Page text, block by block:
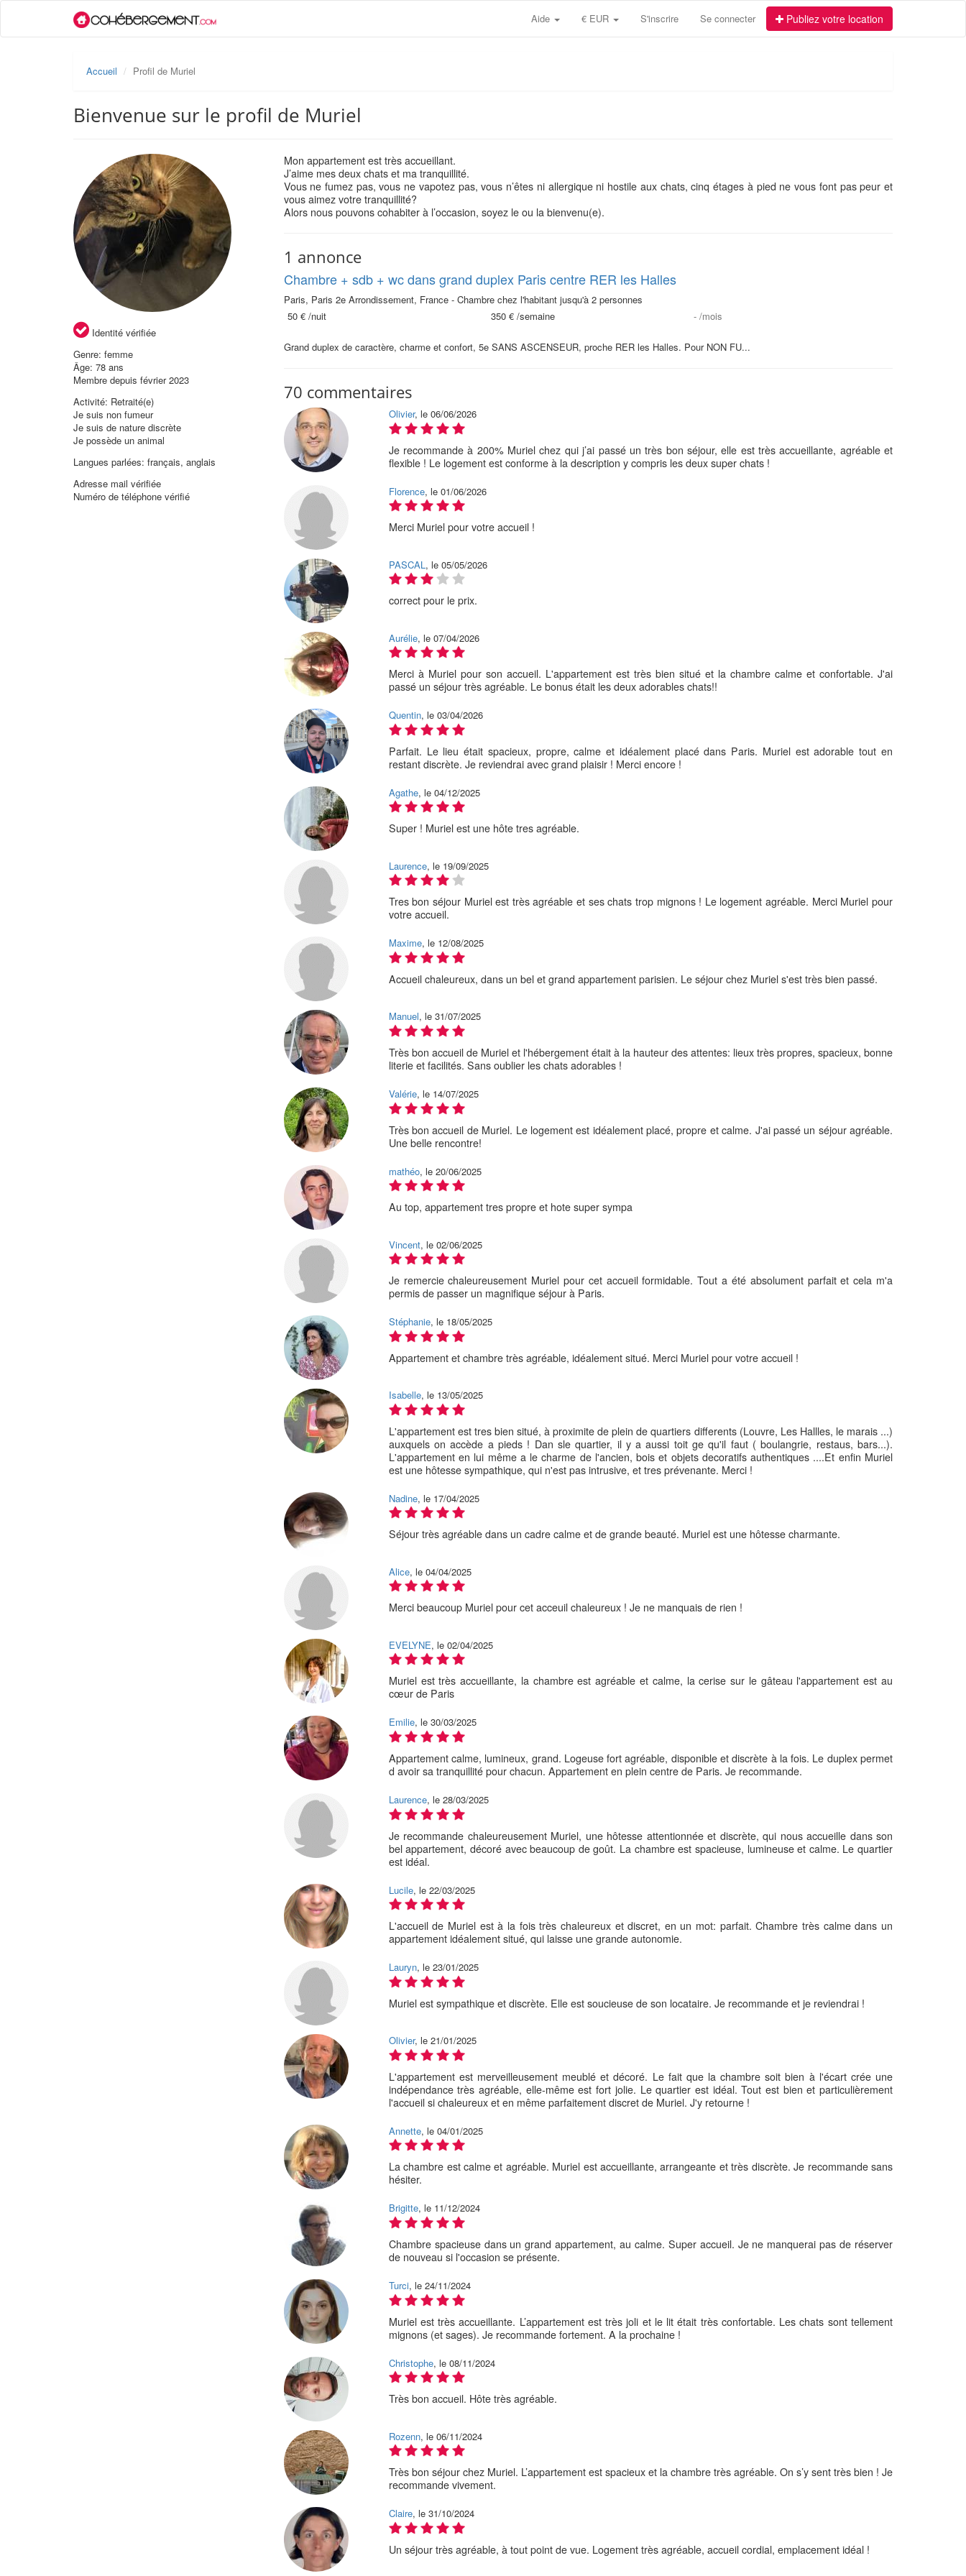
Aide € EUR S'inscrire Se connecter Publiez votre location
Accueil Profil de Muriel
Bienvenue sur le profil de Muriel
Identité vérifiée
Genre: femme
Âge: 78 ans
Membre depuis février 2023
Activité: Retraité(e)
Je suis non fumeur
Je suis de nature discrète
Je possède un animal
Langues parlées: français, anglais
Adresse mail vérifiée
Numéro de téléphone vérifié
Mon appartement est très accueillant.
J’aime mes deux chats et ma tranquillité.
Vous ne fumez pas, vous ne vapotez pas, vous n’êtes ni allergique ni hostile aux chats, cinq étages à pied ne vous font pas peur et
vous aimez votre tranquillité?
Alors nous pouvons cohabiter à l’occasion, soyez le ou la bienvenu(e).
1 annonce
Chambre + sdb + wc dans grand duplex Paris centre RER les Halles
Paris, Paris 2e Arrondissement, France - Chambre chez l'habitant jusqu'à 2 personnes
50 €/nuit 350 €/semaine -/mois
Grand duplex de caractère, charme et confort, 5e SANS ASCENSEUR, proche RER les Halles. Pour NON FU...
70 commentaires
Olivier, le 06/06/2026
Je recommande à 200% Muriel chez qui j’ai passé un très bon séjour, elle est très accueillante, agréable et
flexible ! Le logement est conforme à la description y compris les deux super chats !
Florence, le 01/06/2026
Merci Muriel pour votre accueil !
PASCAL , le 05/05/2026
correct pour le prix.
Aurélie, le 07/04/2026
Merci à Muriel pour son accueil. L'appartement est très bien situé et la chambre calme et confortable. J'ai
passé un séjour très agréable. Le bonus était les deux adorables chats!!
Quentin, le 03/04/2026
Parfait. Le lieu était spacieux, propre, calme et idéalement placé dans Paris. Muriel est adorable tout en
restant discrète. Je reviendrai avec grand plaisir ! Merci encore !
Agathe, le 04/12/2025
Super ! Muriel est une hôte tres agréable.
Laurence, le 19/09/2025
Tres bon séjour Muriel est très agréable et ses chats trop mignons ! Le logement agréable. Merci Muriel pour
votre accueil.
Maxime, le 12/08/2025
Accueil chaleureux, dans un bel et grand appartement parisien. Le séjour chez Muriel s'est très bien passé.
Manuel, le 31/07/2025
Très bon accueil de Muriel et l'hébergement était à la hauteur des attentes: lieux très propres, spacieux, bonne
literie et facilités. Sans oublier les chats adorables !
Valérie, le 14/07/2025
Très bon accueil de Muriel. Le logement est idéalement placé, propre et calme. J'ai passé un séjour agréable.
Une belle rencontre!
mathéo, le 20/06/2025
Au top, appartement tres propre et hote super sympa
Vincent, le 02/06/2025
Je remercie chaleureusement Muriel pour cet accueil formidable. Tout a été absolument parfait et cela m'a
permis de passer un magnifique séjour à Paris.
Stéphanie, le 18/05/2025
Appartement et chambre très agréable, idéalement situé. Merci Muriel pour votre accueil !
Isabelle, le 13/05/2025
L'appartement est tres bien situé, à proximite de plein de quartiers differents (Louvre, Les Hallles, le marais ...)
auxquels on accède a pieds ! Dan sle quartier, il y a aussi toit ge qu'il faut ( boulangrie, restaus, bars...).
L'appartement en lui même a le charme de l'ancien, bois et objets decoratifs authentiques ....Et enfin Muriel
est une hôtesse sympathique, qui n'est pas intrusive, et tres prévenante. Merci !
Nadine, le 17/04/2025
Séjour très agréable dans un cadre calme et de grande beauté. Muriel est une hôtesse charmante.
Alice, le 04/04/2025
Merci beaucoup Muriel pour cet acceuil chaleureux ! Je ne manquais de rien !
EVELYNE, le 02/04/2025
Muriel est très accueillante, la chambre est agréable et calme, la cerise sur le gâteau l'appartement est au
cœur de Paris
Emilie, le 30/03/2025
Appartement calme, lumineux, grand. Logeuse fort agréable, disponible et discrète à la fois. Le duplex permet
d avoir sa tranquillité pour chacun. Appartement en plein centre de Paris. Je recommande.
Laurence, le 28/03/2025
Je recommande chaleureusement Muriel, une hôtesse attentionnée et discrète, qui nous accueille dans son
bel appartement, décoré avec beaucoup de goût. La chambre est spacieuse, lumineuse et calme. Le quartier
est idéal.
Lucile, le 22/03/2025
L'accueil de Muriel est à la fois très chaleureux et discret, en un mot: parfait. Chambre très calme dans un
appartement idéalement situé, qui laisse une grande autonomie.
Lauryn, le 23/01/2025
Muriel est sympathique et discrète. Elle est soucieuse de son locataire. Je recommande et je reviendrai !
Olivier, le 21/01/2025
L'appartement est merveilleusement meublé et décoré. Le fait que la chambre soit bien à l'écart crée une
indépendance très agréable, elle-même est fort jolie. Le quartier est idéal. Tout est bien et particulièrement
l'accueil si chaleureux et en même parfaitement discret de Muriel. J'y retourne !
Annette, le 04/01/2025
La chambre est calme et agréable. Muriel est accueillante, arrangeante et très discrète. Je recommande sans
hésiter.
Brigitte, le 11/12/2024
Chambre spacieuse dans un grand appartement, au calme. Super accueil. Je ne manquerai pas de réserver
de nouveau si l'occasion se présente.
Turci, le 24/11/2024
Muriel est très accueillante. L’appartement est très joli et le lit était très confortable. Les chats sont tellement
mignons (et sages). Je recommande fortement. A la prochaine !
Christophe, le 08/11/2024
Très bon accueil. Hôte très agréable.
Rozenn, le 06/11/2024
Très bon séjour chez Muriel. L’appartement est spacieux et la chambre très agréable. On s’y sent très bien ! Je
recommande vivement.
Claire, le 31/10/2024
Un séjour très agréable, à tout point de vue. Logement très agréable, accueil cordial, emplacement idéal !